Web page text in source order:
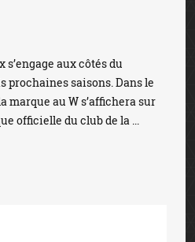
s’engage aux côtés du
prochaines saisons. Dans le
marque au W s’affichera sur
officielle du club de la ...